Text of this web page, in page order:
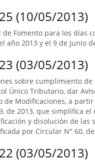
(10/05/2013)
de Fomento para los días
año 2013 y el 9 de Junio
(03/05/2013)
sobre cumplimiento de
Único Tributario, dar
de Modificaciones, a
de 2013, que simplifica el
y disolución de las
por Circular N° 60,
(03/05/2013)